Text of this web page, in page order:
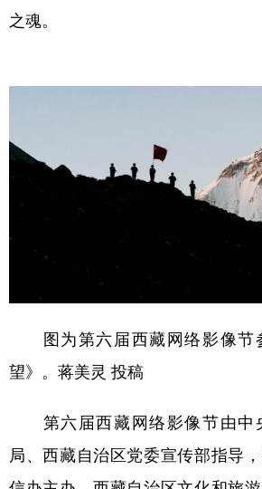
之魂。
图为第六届西藏网络影像节
望》。蒋美灵 投稿
第六届西藏网络影像节由中
局、西藏自治区党委宣传部指导